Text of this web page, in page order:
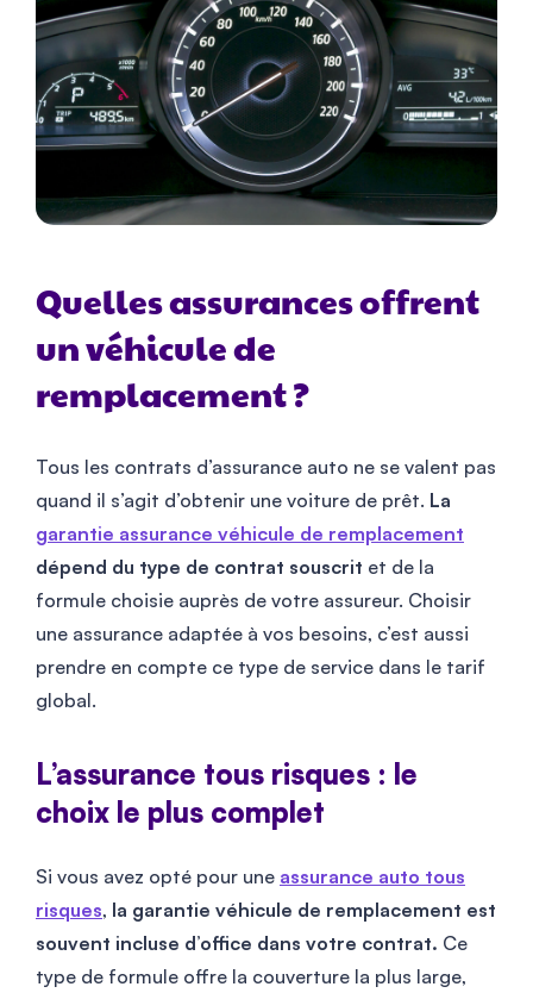
Quelles assurances offrent
un véhicule de
remplacement ?
Tous les contrats d’assurance auto ne se valent pas
quand il s’agit d’obtenir une voiture de prêt. La
garantie assurance véhicule de remplacement
dépend du type de contrat souscrit et de la
formule choisie auprès de votre assureur. Choisir
une assurance adaptée à vos besoins, c’est aussi
prendre en compte ce type de service dans le tarif
global.
L’assurance tous risques : le
choix le plus complet
Si vous avez opté pour une assurance auto tous
risques, la garantie véhicule de remplacement est
souvent incluse d’office dans votre contrat. Ce
type de formule offre la couverture la plus large,